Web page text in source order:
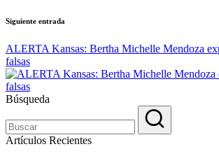
Siguiente entrada
ALERTA Kansas: Bertha Michelle Mendoza
falsas
Búsqueda
Artículos Recientes